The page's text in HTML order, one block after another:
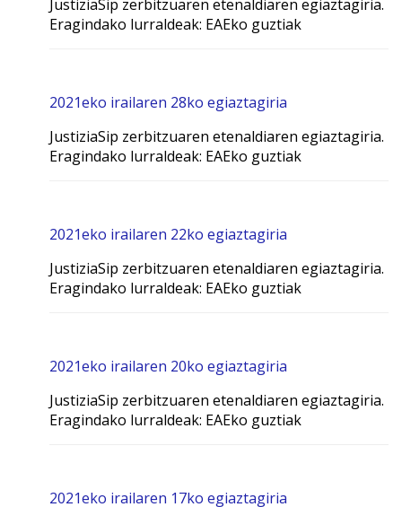
JustiziaSip zerbitzuaren etenaldiaren egiaztagiria.
Eragindako lurraldeak: EAEko guztiak
2021eko irailaren 28ko egiaztagiria
JustiziaSip zerbitzuaren etenaldiaren egiaztagiria.
Eragindako lurraldeak: EAEko guztiak
2021eko irailaren 22ko egiaztagiria
JustiziaSip zerbitzuaren etenaldiaren egiaztagiria.
Eragindako lurraldeak: EAEko guztiak
2021eko irailaren 20ko egiaztagiria
JustiziaSip zerbitzuaren etenaldiaren egiaztagiria.
Eragindako lurraldeak: EAEko guztiak
2021eko irailaren 17ko egiaztagiria